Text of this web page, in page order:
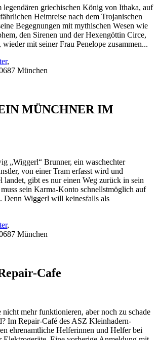
legendären griechischen König von Ithaka, auf
Heimreise nach dem Trojanischen
Begegnungen mit mythischen Wesen wie
den Sirenen und der Hexengöttin Circe,
mit seiner Frau Penelope zusammen...
,
München
EIN MÜNCHNER IM
„Wiggerl“ Brunner, ein waschechter
von einer Tram erfasst wird und
gibt es nur einen Weg zurück in sein
sein Karma-Konto schnellstmöglich auf
Denn Wiggerl will keinesfalls als
,
München
Cafe
nicht mehr funktionieren, aber noch zu schade
Im Repair-Café des ASZ Kleinhadern-
ehrenamtliche Helferinnen und Helfer bei